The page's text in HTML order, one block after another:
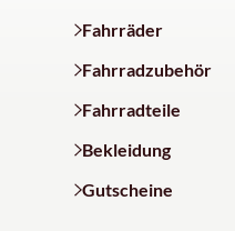
Fahrräder
Fahrradzubehör
Fahrradteile
Bekleidung
Gutscheine